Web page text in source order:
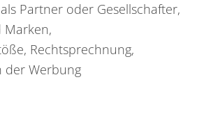
Partner oder Gesellschafter,
Marken,
Rechtsprechnung,
der Werbung